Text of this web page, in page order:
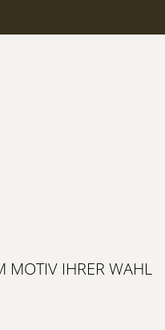
MOTIV IHRER WAHL